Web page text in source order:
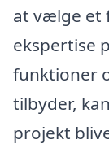
at vælge et
ekspertise
funktioner
tilbyder,
projekt